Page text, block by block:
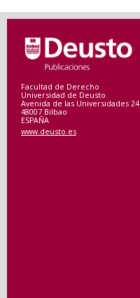
Facultad de Derecho
Universidad de Deusto
Avenida de las Universidades 24
48007 Bilbao
ESPAÑA
www.deusto.es